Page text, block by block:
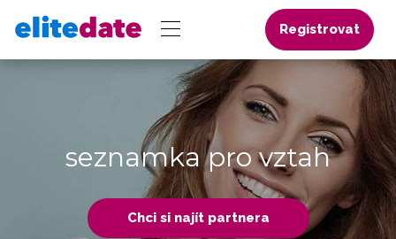
Registrovat
seznamka pro vztah
Chci si najít partnera